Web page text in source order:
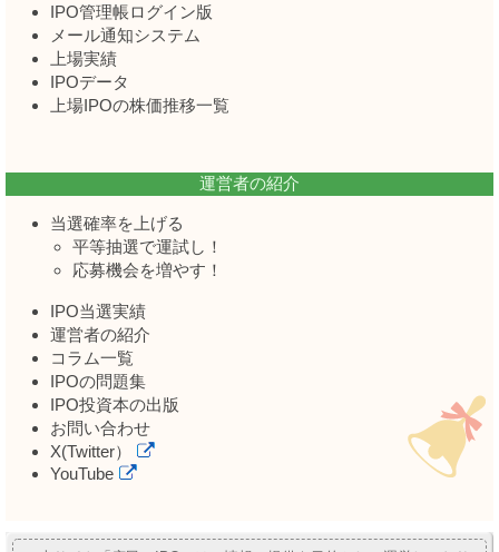
IPO管理帳ログイン版
メール通知システム
上場実績
IPOデータ
上場IPOの株価推移一覧
運営者の紹介
当選確率を上げる
平等抽選で運試し！
応募機会を増やす！
IPO当選実績
運営者の紹介
コラム一覧
IPOの問題集
IPO投資本の出版
お問い合わせ
X(Twitter）
YouTube